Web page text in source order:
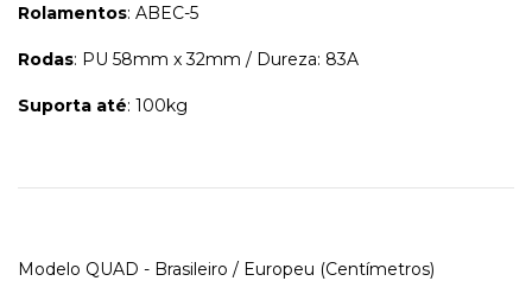
Rolamentos: ABEC-5
Rodas: PU 58mm x 32mm / Dureza: 83A
Suporta até: 100kg
Modelo QUAD - Brasileiro / Europeu (Centímetros)